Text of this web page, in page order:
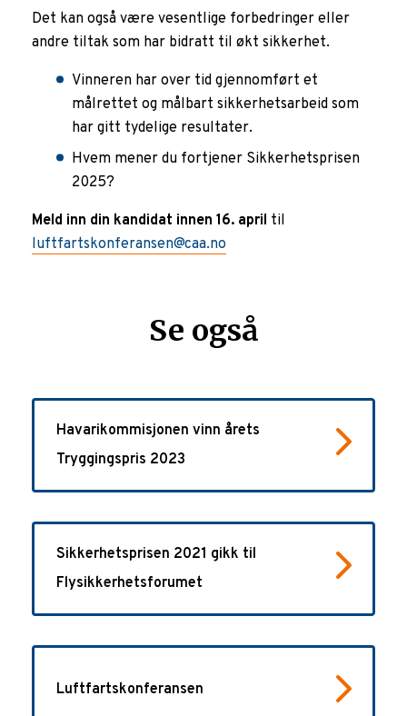
Det kan også være vesentlige forbedringer eller
andre tiltak som har bidratt til økt sikkerhet.
Vinneren har over tid gjennomført et
målrettet og målbart sikkerhetsarbeid som
har gitt tydelige resultater.
Hvem mener du fortjener Sikkerhetsprisen
2025?
Meld inn din kandidat innen 16. april til
luftfartskonferansen@caa.no
Se også
Havarikommisjonen vinn årets
Tryggingspris 2023
Sikkerhetsprisen 2021 gikk til
Flysikkerhetsforumet
Luftfartskonferansen